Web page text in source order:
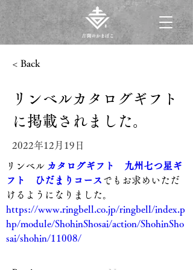
< Back
リンベルカタログギフト
に掲載されました。
2022年12月19日
リンベル カタログギフト　九州七つ星ギ
フト　ひだまりコース でもお求めいただ
けるようになりました。
https://www.ringbell.co.jp/ringbell/index.p
hp/module/ShohinShosai/action/ShohinSho
sai/shohin/11008/